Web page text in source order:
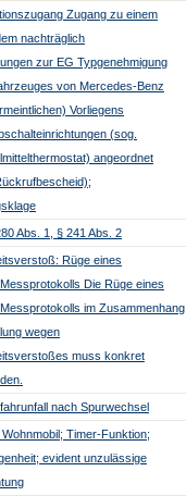
Zugang zu einem
nachträglich
zur EG Typgenehmigung
von Mercedes-Benz
Vorliegens
(sog.
angeordnet
Abs. 1, § 241 Abs. 2
Rüge eines
Messprotokolls Die Rüge eines
Messprotokolls im Zusammenhang
wegen
muss konkret
nach Spurwechsel
Timer-Funktion;
evident unzulässige